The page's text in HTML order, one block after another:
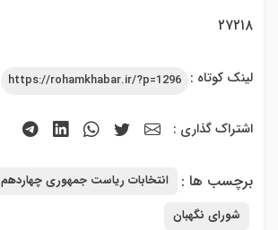
۲۷۲۱۸
لینک کوتاه : https://rohamkhabar.ir/?p=1296
اشتراک گذاری :
برچسب ها : انتخابات ریاست جمهوری چهاردهم
شورای نگهبان